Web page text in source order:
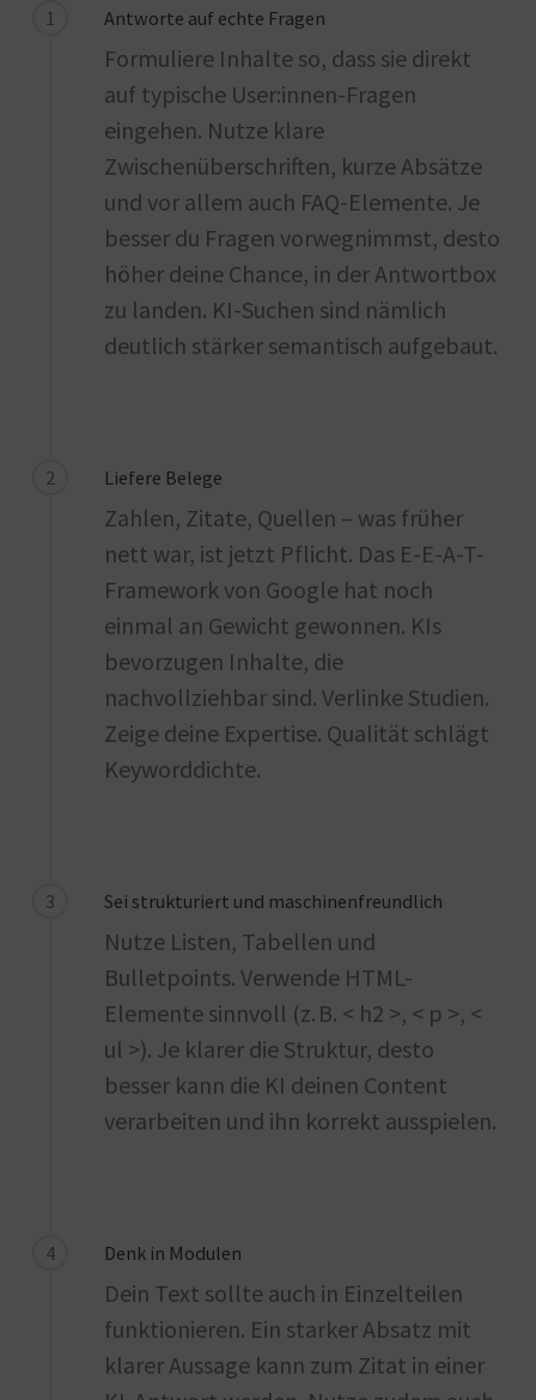
1 Antworte auf echte Fragen
Formuliere Inhalte so, dass sie direkt
auf typische User:innen-Fragen
eingehen. Nutze klare
Zwischenüberschriften, kurze Absätze
und vor allem auch FAQ-Elemente. Je
besser du Fragen vorwegnimmst, desto
höher deine Chance, in der Antwortbox
zu landen. KI-Suchen sind nämlich
deutlich stärker semantisch aufgebaut.
2 Liefere Belege
Zahlen, Zitate, Quellen – was früher
nett war, ist jetzt Pflicht. Das E-E-A-T-
Framework von Google hat noch
einmal an Gewicht gewonnen. KIs
bevorzugen Inhalte, die
nachvollziehbar sind. Verlinke Studien.
Zeige deine Expertise. Qualität schlägt
Keyworddichte.
3 Sei strukturiert und maschinenfreundlich
Nutze Listen, Tabellen und
Bulletpoints. Verwende HTML-
Elemente sinnvoll (z. B. < h2 >, < p >, <
ul >). Je klarer die Struktur, desto
besser kann die KI deinen Content
verarbeiten und ihn korrekt ausspielen.
4 Denk in Modulen
Dein Text sollte auch in Einzelteilen
funktionieren. Ein starker Absatz mit
klarer Aussage kann zum Zitat in einer